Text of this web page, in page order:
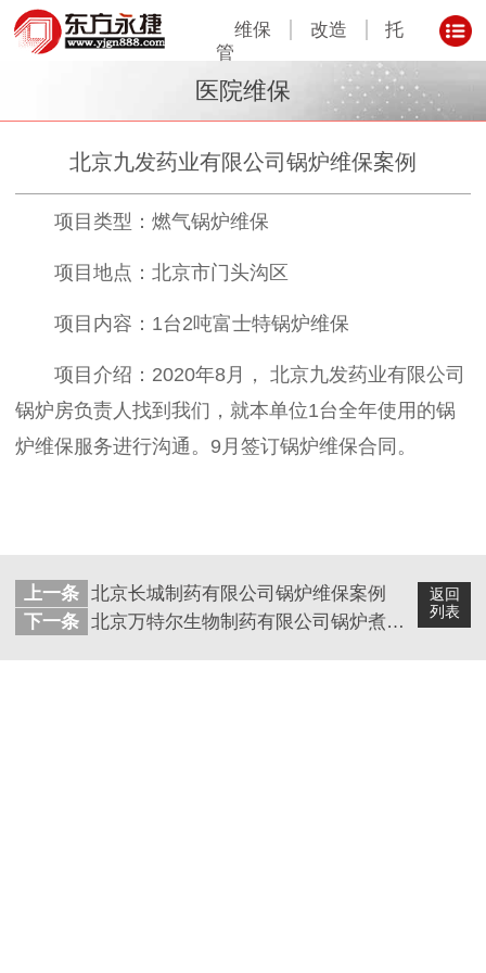
维保 改造
托
管
医院维保
北京九发药业有限公司锅炉维保案例
项目类型：燃气锅炉维保
项目地点：北京市门头沟区
项目内容：1台2吨富士特锅炉维保
项目介绍：2020年8月， 北京九发药业有限公司
锅炉房负责人找到我们，就本单位1台全年使用的锅
炉维保服务进行沟通。9月签订锅炉维保合同。
返回
列表
上一条 北京长城制药有限公司锅炉维保案例
下一条 北京万特尔生物制药有限公司锅炉煮炉案例